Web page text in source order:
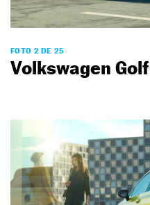
FOTO 2 DE 25
Volkswagen